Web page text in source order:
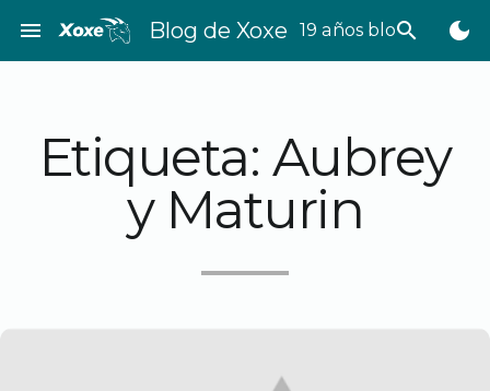
contenido
menu Blog de Xoxe 19 años bloggeando
search dark_mode
Etiqueta: Aubrey
y Maturin